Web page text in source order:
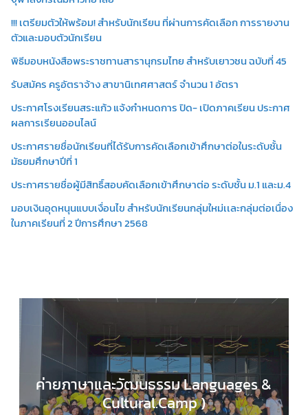
!!! เตรียมตัวให้พร้อม! สำหรับนักเรียน ที่ผ่านการคัดเลือก การรายงาน
ตัวและมอบตัวนักเรียน
พิธีมอบหนังสือพระราชทานสารานุกรมไทย สำหรับเยาวชน ฉบับที่ 45
รับสมัคร ครูอัตราจ้าง สาขานิเทศศาสตร์ จำนวน 1 อัตรา
ประกาศโรงเรียนสระแก้ว แจ้งกำหนดการ ปิด- เปิดภาคเรียน ประกาศ
ผลการเรียนออนไลน์
ประกาศรายชื่อนักเรียนที่ได้รับการคัดเลือกเข้าศึกษาต่อในระดับชั้น
มัธยมศึกษาปีที่ 1
ประกาศรายชื่อผู้มีสิทธิ์สอบคัดเลือกเข้าศึกษาต่อ ระดับชั้น ม.1 และม.4
มอบเงินอุดหนุนแบบเงื่อนไข สำหรับนักเรียนกลุ่มใหม่เเละกลุ่มต่อเนื่อง
ในภาคเรียนที่ 2 ปีการศึกษา 2568
ค่ายภาษาและวัฒนธรรม Languages &
Cultural.Camp )